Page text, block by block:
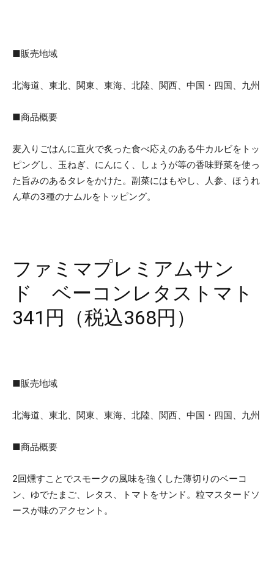
■販売地域
北海道、東北、関東、東海、北陸、関西、中国・四国、九州
■商品概要
麦入りごはんに直火で炙った食べ応えのある牛カルビをトッ
ピングし、玉ねぎ、にんにく、しょうが等の香味野菜を使っ
た旨みのあるタレをかけた。副菜にはもやし、人参、ほうれ
ん草の3種のナムルをトッピング。
ファミマプレミアムサン
ド ベーコンレタストマト
341円（税込368円）
■販売地域
北海道、東北、関東、東海、北陸、関西、中国・四国、九州
■商品概要
2回燻すことでスモークの風味を強くした薄切りのベーコ
ン、ゆでたまご、レタス、トマトをサンド。粒マスタードソ
ースが味のアクセント。